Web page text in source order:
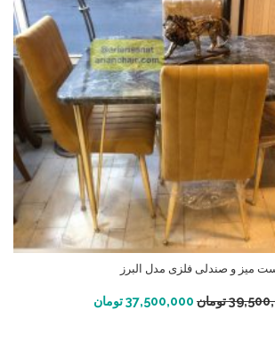
میز و صندلی فلزی مدل البرز
تومان 37,500,000تومان افزودن به سبد خرید